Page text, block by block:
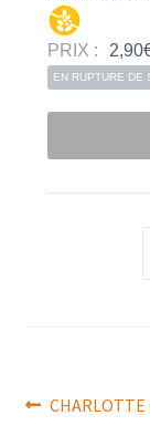
PRIX : 2,90
EN RUPTURE DE
Article
CHARLOTTE